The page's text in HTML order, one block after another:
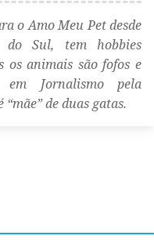
o Amo Meu Pet desde
Sul, tem hobbies
os animais são fofos e
Jornalismo pela
de duas gatas.